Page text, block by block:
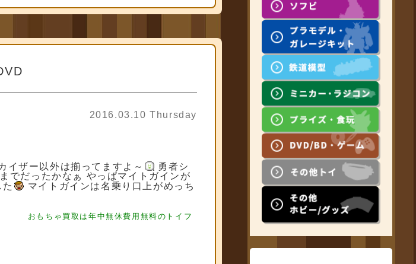
2016.03.10 Thursday
イザー以外は揃ってますよ～
勇者シ
でだったかなぁ やっぱマイトガインが
マイトガインは名乗り口上がめっち
おもちゃ買取は年中無休費用無料のトイフ